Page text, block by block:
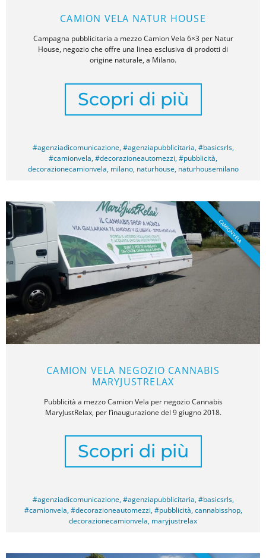
CAMION VELA NATUR HOUSE
Campagna pubblicitaria a mezzo Camion Vela 6×3 per Natur
House, negozio che offre una linea esclusiva di prodotti di
origine naturale, a Milano.
Scopri di più
#agenziadicomunicazione,#agenziapubblicitaria,#basicsrls,
#camionvela,#decorazioneautomezzi,#pubblicità,
decorazionecamionvela, milano, naturhouse, naturhousemilano
CAMION VELA NEGOZIO CANNABIS
MARYJUSTRELAX
Pubblicità a mezzo Camion Vela per negozio Cannabis
MaryJustRelax, per l’inaugurazione del 9 giugno 2018.
Scopri di più
CAMION VELA
#agenziadicomunicazione,#agenziapubblicitaria,#basicsrls,
#camionvela,#decorazioneautomezzi,#pubblicità,cannabisshop,
decorazionecamionvela, maryjustrelax